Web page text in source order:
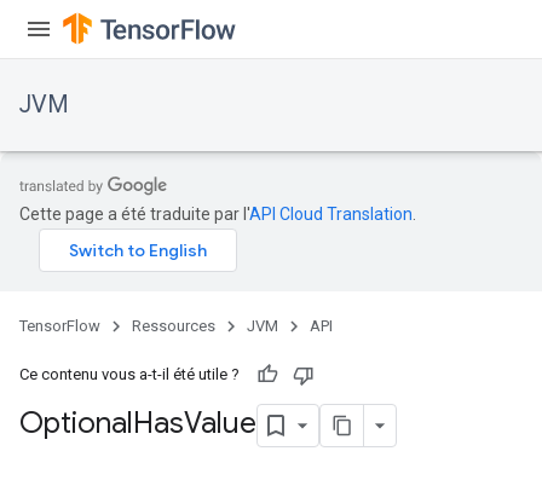
JVM
Cette page a été traduite par l'API Cloud Translation
TensorFlow Ressources JVM API
Ce contenu vous a-t-il été utile ?
OptionalHasValue